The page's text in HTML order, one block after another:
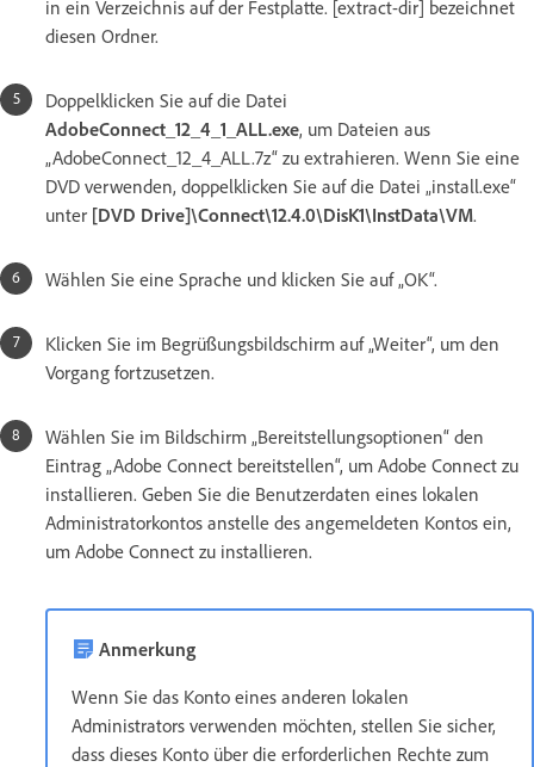
in ein Verzeichnis auf der Festplatte. [extract-dir] bezeichnet
diesen Ordner.
Doppelklicken Sie auf die Datei
AdobeConnect_12_4_1_ALL.exe, um Dateien aus
„AdobeConnect_12_4_ALL.7z“ zu extrahieren. Wenn Sie eine
DVD verwenden, doppelklicken Sie auf die Datei „install.exe“
unter [DVD Drive]\Connect\12.4.0\DisK1\InstData\VM.
Wählen Sie eine Sprache und klicken Sie auf „OK“.
Klicken Sie im Begrüßungsbildschirm auf „Weiter“, um den
Vorgang fortzusetzen.
Wählen Sie im Bildschirm „Bereitstellungsoptionen“ den
Eintrag „Adobe Connect bereitstellen“, um Adobe Connect zu
installieren. Geben Sie die Benutzerdaten eines lokalen
Administratorkontos anstelle des angemeldeten Kontos ein,
um Adobe Connect zu installieren.
Anmerkung
Wenn Sie das Konto eines anderen lokalen
Administrators verwenden möchten, stellen Sie sicher,
dass dieses Konto über die erforderlichen Rechte zum